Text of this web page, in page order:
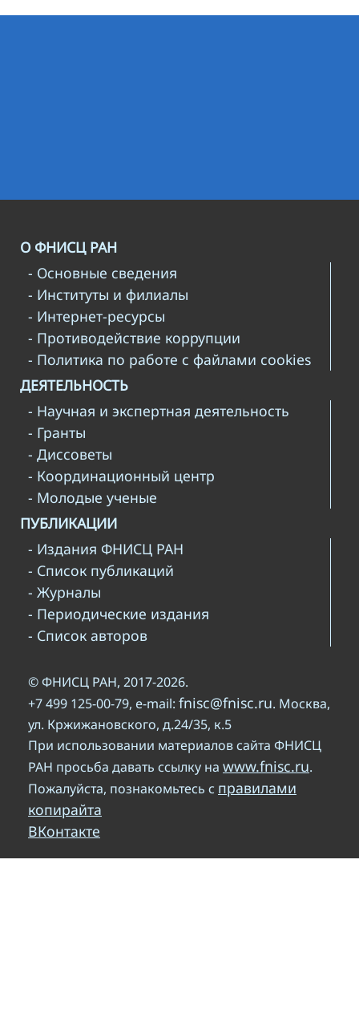
О ФНИСЦ РАН
- Основные сведения
- Институты и филиалы
- Интернет-ресурсы
- Противодействие коррупции
- Политика по работе с файлами cookies
ДЕЯТЕЛЬНОСТЬ
- Научная и экспертная деятельность
- Гранты
- Диссоветы
- Координационный центр
- Молодые ученые
ПУБЛИКАЦИИ
- Издания ФНИСЦ РАН
- Список публикаций
- Журналы
- Периодические издания
- Список авторов
© ФНИСЦ РАН, 2017-2026.
+7 499 125-00-79, e-mail: fnisc@fnisc.ru. Москва,
ул. Кржижановского, д.24/35, к.5
При использовании материалов сайта ФНИСЦ
РАН просьба давать ссылку на www.fnisc.ru.
Пожалуйста, познакомьтесь с правилами
копирайта
ВКонтакте